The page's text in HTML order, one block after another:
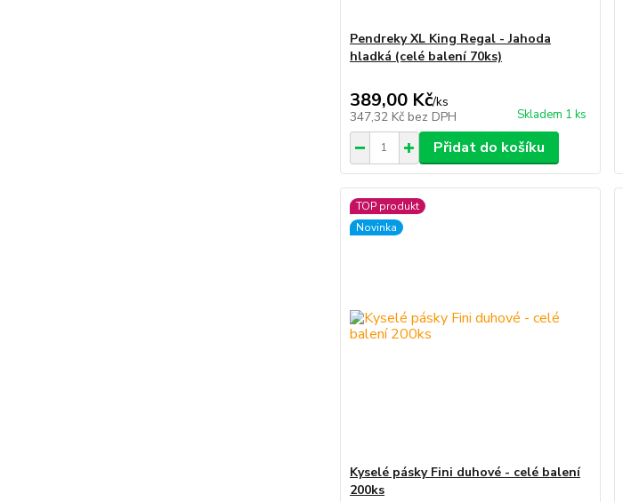
Pendreky XL King Regal - Jahoda
hladká (celé balení 70ks)
389,00 Kč/ks
347,32 Kč bez DPH Skladem 1 ks
Přidat do košíku
TOP produkt
Novinka
Kyselé pásky Fini duhové - celé balení
200ks